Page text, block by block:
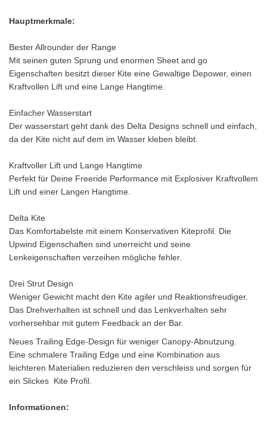
Hauptmerkmale:
Bester Allrounder der Range
Mit seinen guten Sprung und enormen Sheet and go
Eigenschaften besitzt dieser Kite eine Gewaltige Depower, einen
Kraftvollen Lift und eine Lange Hangtime.
Einfacher Wasserstart
Der wasserstart geht dank des Delta Designs schnell und einfach,
da der Kite nicht auf dem im Wasser kleben bleibt.
Kraftvoller Lift und Lange Hangtime
Perfekt für Deine Freeride Performance mit Explosiver Kraftvollem
Lift und einer Langen Hangtime.
Delta Kite
Das Komfortabelste mit einem Konservativen Kiteprofil. Die
Upwind Eigenschaften sind unerreicht und seine
Lenkeigenschaften verzeihen mögliche fehler.
Drei Strut Design
Weniger Gewicht macht den Kite agiler und Reaktionsfreudiger.
Das Drehverhalten ist schnell und das Lenkverhalten sehr
vorhersehbar mit gutem Feedback an der Bar.
Neues Trailing Edge-Design für weniger Canopy-Abnutzung.
Eine schmalere Trailing Edge und eine Kombination aus
leichteren Materialien reduzieren den verschleiss und sorgen für
ein Slickes Kite Profil.
Informationen: